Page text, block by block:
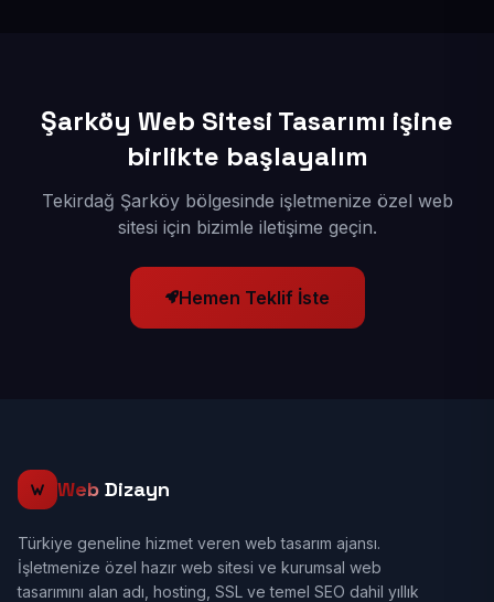
Şarköy Web Sitesi Tasarımı işine
birlikte başlayalım
Tekirdağ Şarköy bölgesinde işletmenize özel web
sitesi için bizimle iletişime geçin.
Hemen Teklif İste
Web Dizayn
Türkiye geneline hizmet veren web tasarım ajansı.
İşletmenize özel hazır web sitesi ve kurumsal web
tasarımını alan adı, hosting, SSL ve temel SEO dahil yıllık